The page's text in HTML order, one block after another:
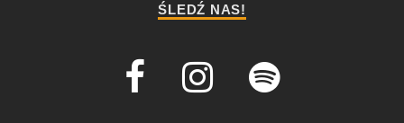
ŚLEDŹ NAS!